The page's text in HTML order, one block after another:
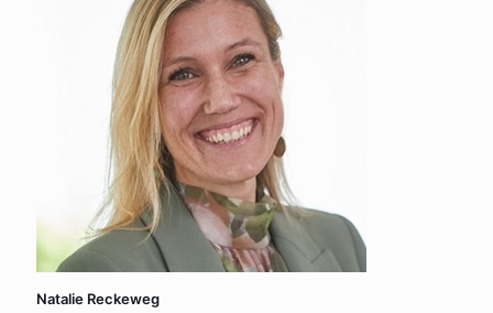
Natalie Reckeweg